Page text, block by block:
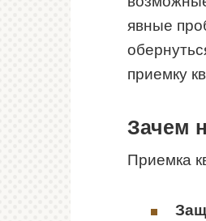
явные
приемку
Зачем
Приемка